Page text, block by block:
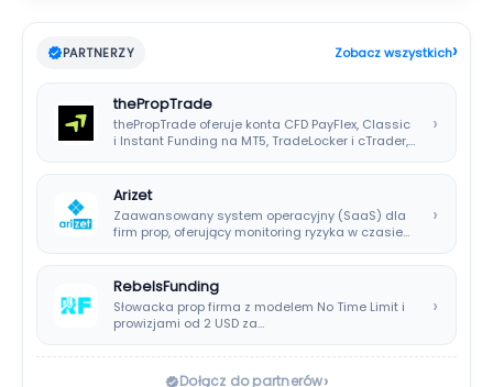
PARTNERZY Zobacz wszystkich›
thePropTrade
thePropTrade oferuje konta CFD PayFlex, Classic
i Instant Funding na MT5, TradeLocker i cTrader,…
›
Arizet
Zaawansowany system operacyjny (SaaS) dla
firm prop, oferujący monitoring ryzyka w czasie
›
RebelsFunding
Słowacka prop firma z modelem No Time Limit i
prowizjami od 2 USD za…
›
Dołącz do partnerów›